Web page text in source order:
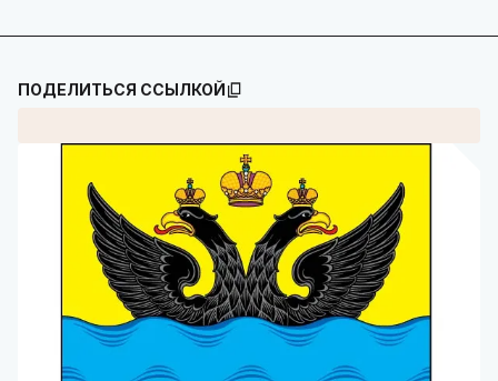
ПОДЕЛИТЬСЯ ССЫЛКОЙ